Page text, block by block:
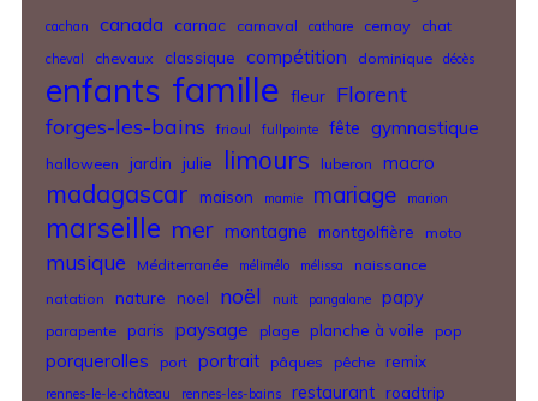
cachan
canada carnac carnaval cathare cernay chat
cheval chevaux classique compétition dominique décès
enfants famille fleur Florent
forges-les-bains frioul fullpointe fête gymnastique
halloween jardin julie limours luberon macro
madagascar maison mamie mariage marion
marseille mer montagne montgolfière moto
musique Méditerranée mélimélo mélissa
naissance
natation
nature noel noël nuit pangalane papy
parapente paris paysage plage planche à voile pop
porquerolles port portrait pâques pêche remix
rennes-le-le-château rennes-les-bains restaurant roadtrip